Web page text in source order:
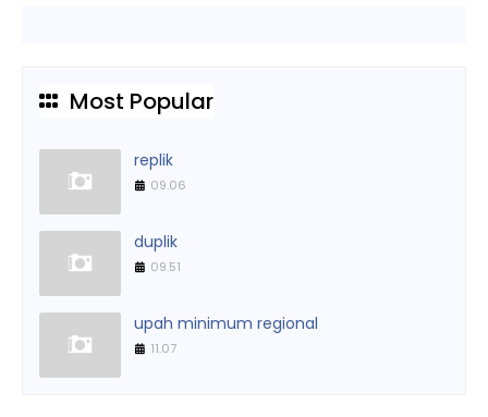
Most Popular
replik
09.06
duplik
09.51
upah minimum regional
11.07